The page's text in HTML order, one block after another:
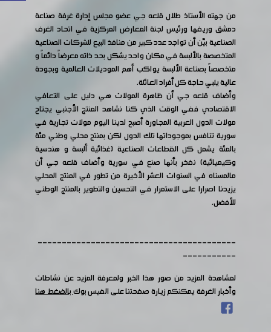
من جهته الأستاذ طلال قلعه جي عضو مجلس إدارة غرفة صناعة
دمشق وريفها ورئيس لجنة المعارض المركزية في اتحاد الغرف
الصناعية بيّن أن تواجد عدد كبير من منافذ البيع للشركات الصناعية
المتخصصة بالألبسة في مكان واحد يشكل بحد ذاته معرضاً دائماً و
متخصصاً بصناعة الألبسة يواكب أهم الموديلات العالمية وبجودة
عالية يلبي حاجة كل أفراد العائلة.
وأضاف قلعه جي أن ظاهرة المولات هي دليل على التعافي
الاقتصادي ففي الوقت الذي كنا نشاهد المنتج الأجنبي يجتاح
مولات الدول العربية المجاورة أصبح لدينا اليوم مولات تجارية في
سورية تنافس بموجوداتها تلك الدول لكن بمنتج محلي وطني مئة
بالمئة يشمل كل القطاعات الصناعية (غذائية ألبسة و هندسية
وكيميائية) نفخر بأنها صنع في سورية وأضاف قلعه جي أن
مالمسناه في السنوات العشر الأخيرة من تطور في المنتج المحلي
يزيدنا اصرارا على الاستمرار في التحسين والتطوير بالمنتج الوطني
للأفضل.
-----------------------------------------
-----------
لمشاهدة المزيد من صور هذا الخبر ولمعرفة المزيد عن نشاطات
وأخبار الغرفة يمكنكم زيارة صفحتنا على الفيس بوكبالضغط هنا